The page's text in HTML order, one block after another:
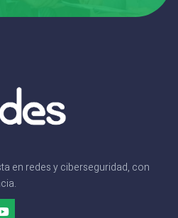
en redes y ciberseguridad, con